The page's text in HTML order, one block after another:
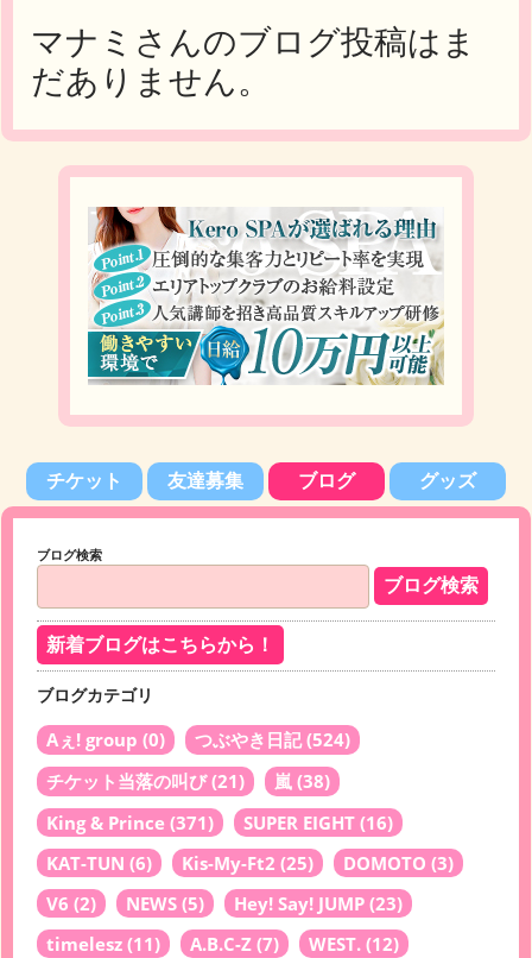
マナミさんのブログ投稿はま
だありません。
チケット 友達募集 ブログ グッズ
ブログ検索
新着ブログはこちらから！
ブログカテゴリ
Aぇ! group (0) つぶやき日記(524)
チケット当落の叫び(21) 嵐 (38)
King & Prince (371) SUPER EIGHT (16)
KAT-TUN (6) Kis-My-Ft2 (25) DOMOTO (3)
V6 (2) NEWS (5) Hey! Say! JUMP (23)
timelesz (11) A.B.C-Z (7) WEST. (12)